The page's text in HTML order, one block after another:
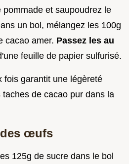
pommade et saupoudrez le
un bol, mélangez les 100g
cacao amer. Passez les au
feuille de papier sulfurisé.
fois garantit une légèreté
de cacao pur dans la
œufs
125g de sucre dans le bol